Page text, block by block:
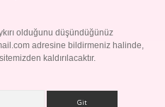
olduğunu düşündüğünüz
adresine bildirmeniz halinde,
kaldırılacaktır.